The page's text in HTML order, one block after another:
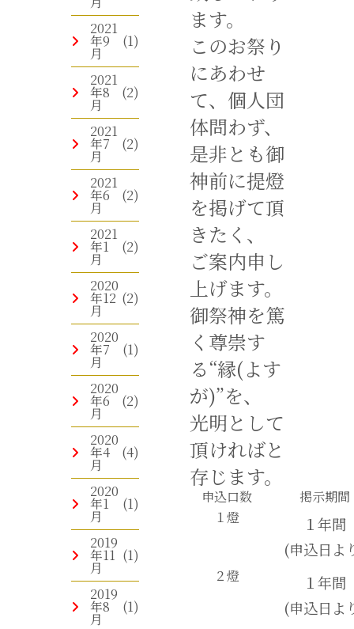
2021
年9
月
(1)
2021
年8
月
(2)
2021
年7
月
(2)
2021
年6
月
(2)
2021
年1
月
(2)
2020
年12
月
(2)
2020
年7
月
(1)
2020
年6
月
(2)
2020
年4
月
(4)
2020
年1
月
(1)
2019
年11
月
(1)
2019
年8
月
(1)
ます。
このお祭り
にあわせ
て、個人団
体問わず、
是非とも御
神前に提燈
を掲げて頂
きたく、
ご案内申し
上げます。
御祭神を篤
く尊崇す
る“縁(よす
が)”を、
光明として
頂ければと
存じます。
申込口数
掲示期間
１燈
１年間
(申込日よ
２燈
１年間
(申込日よ